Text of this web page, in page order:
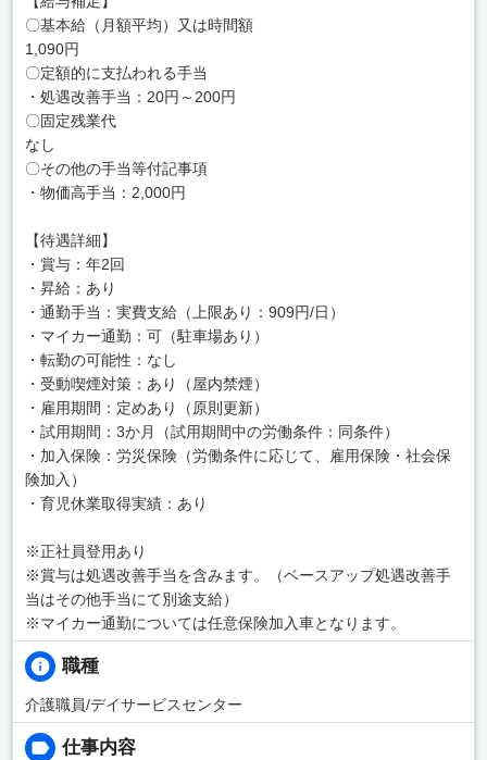
〇基本給（月額平均）又は時間額
1,090円
〇定額的に支払われる手当
・処遇改善手当：20円～200円
〇固定残業代
なし
〇その他の手当等付記事項
・物価高手当：2,000円
【待遇詳細】
・賞与：年2回
・昇給：あり
・通勤手当：実費支給（上限あり：909円/日）
・マイカー通勤：可（駐車場あり）
・転勤の可能性：なし
・受動喫煙対策：あり（屋内禁煙）
・雇用期間：定めあり（原則更新）
・試用期間：3か月（試用期間中の労働条件：同条件）
・加入保険：労災保険（労働条件に応じて、雇用保険・社会保
険加入）
・育児休業取得実績：あり
※正社員登用あり
※賞与は処遇改善手当を含みます。（ベースアップ処遇改善手
当はその他手当にて別途支給）
※マイカー通勤については任意保険加入車となります。
職種
介護職員/デイサービスセンター
仕事内容